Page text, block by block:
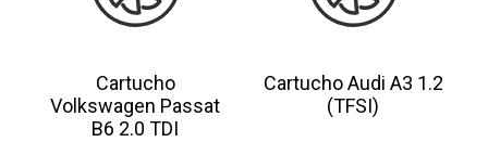
Cartucho
Volkswagen Passat
B6 2.0 TDI
Cartucho Audi A3 1.2
(TFSI)